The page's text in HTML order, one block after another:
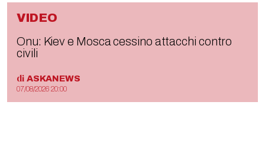
VIDEO
Onu: Kiev e Mosca cessino attacchi contro
civili
di ASKANEWS
07/08/2026 20:00